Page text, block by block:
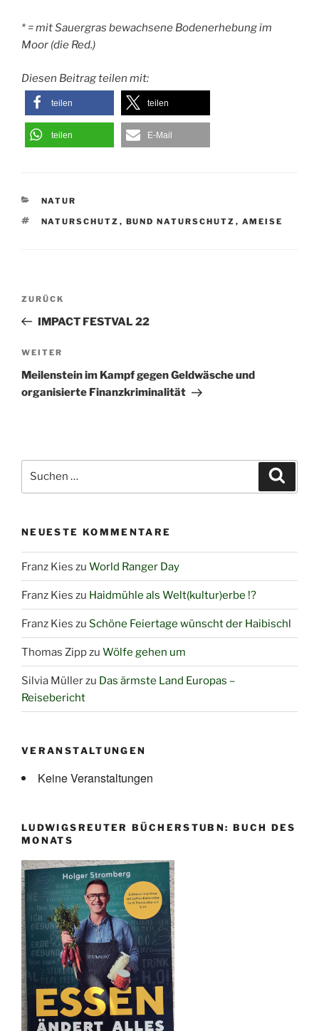
* = mit Sauergras bewachsene Bodenerhebung im
Moor (die Red.)
Diesen Beitrag teilen mit:
teilen teilen
teilen E-Mail
KATEGORIEN
NATUR
SCHLAGWÖRTER
NATURSCHUTZ , BUND NATURSCHUTZ , AMEISE
Beitragsnavigation
Vorheriger
Beitrag
ZURÜCK
IMPACT FESTVAL 22
Nächster
Beitrag
WEITER
Meilenstein im Kampf gegen Geldwäsche und
organisierte Finanzkriminalität
nach:
NEUESTE KOMMENTARE
Franz Kies zu World Ranger Day
Franz Kies zu Haidmühle als Welt(kultur)erbe !?
Franz Kies zu Schöne Feiertage wünscht der Haibischl
Thomas Zippzu Wölfe gehen um
Silvia Müllerzu Das ärmste Land Europas –
Reisebericht
VERANSTALTUNGEN
Keine Veranstaltungen
LUDWIGSREUTER BÜCHERSTUBN: BUCH DES
MONATS